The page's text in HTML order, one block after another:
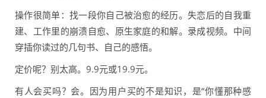
操作很简单：找一段你自己被治愈的经历。失恋后的自我重
建、工作里的崩溃自愈、原生家庭的和解。录成视频。中间
穿插你读过的几句书、自己的感悟。
定价呢？别太高。9.9元或19.9元。
有人会买吗？会。因为用户买的不是知识，是“你懂那种感